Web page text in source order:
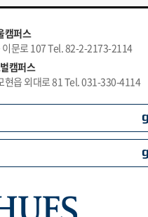
캠퍼스
문로 107 Tel. 82-2-2173-2114
캠퍼스
현읍 외대로 81 Tel. 031-330-4114